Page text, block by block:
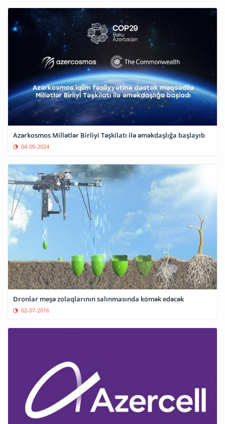
Azərkosmos Millətlər Birliyi Təşkilatı ilə əməkdaşlığa başlayıb
04-09-2024
Dronlar meşə zolaqlarının salınmasında kömək edəcək
02-07-2016